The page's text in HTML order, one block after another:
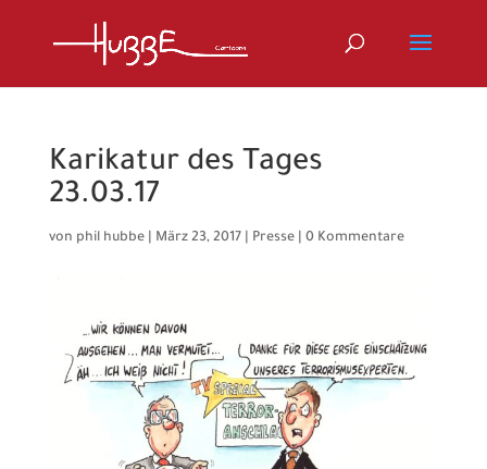
Karikatur des Tages
23.03.17
von phil hubbe| März 23, 2017 Presse| 0 Kommentare